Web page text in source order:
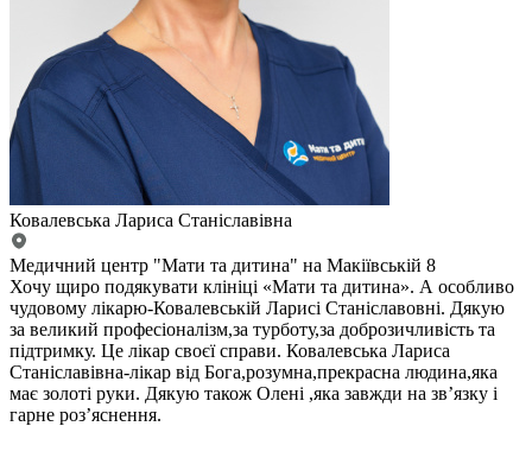
Ковалевська Лариса Станіславівна
Медичний центр "Мати та дитина" на Макіївській 8
Хочу щиро подякувати клініці «Мати та дитина». А особливо
чудовому лікарю-Ковалевській Ларисі Станіславовні. Дякую
за великий професіоналізм,за турботу,за доброзичливість та
підтримку. Це лікар своєї справи. Ковалевська Лариса
Станіславівна-лікар від Бога,розумна,прекрасна людина,яка
має золоті руки. Дякую також Олені ,яка завжди на зв’язку і
гарне розʼяснення.